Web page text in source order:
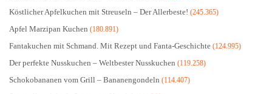
Köstlicher Apfelkuchen mit Streuseln – Der Allerbeste! (245.365)
Apfel Marzipan Kuchen (180.891)
Fantakuchen mit Schmand. Mit Rezept und Fanta-Geschichte (124.995)
Der perfekte Nusskuchen – Weltbester Nusskuchen (119.258)
Schokobananen vom Grill – Bananengondeln (114.407)